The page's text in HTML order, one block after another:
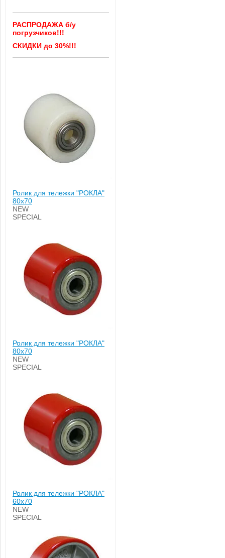
РАСПРОДАЖА б/у
погрузчиков!!!
СКИДКИ до 30%!!!
Ролик для тележки "РОКЛА"
80х70
NEW
SPECIAL
Ролик для тележки "РОКЛА"
80х70
NEW
SPECIAL
Ролик для тележки "РОКЛА"
60х70
NEW
SPECIAL